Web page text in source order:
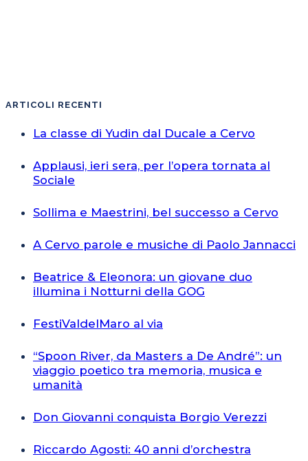
ARTICOLI RECENTI
La classe di Yudin dal Ducale a Cervo
Applausi, ieri sera, per l’opera tornata al
Sociale
Sollima e Maestrini, bel successo a Cervo
A Cervo parole e musiche di Paolo Jannacci
Beatrice & Eleonora: un giovane duo
illumina i Notturni della GOG
FestiValdelMaro al via
“Spoon River, da Masters a De André”: un
viaggio poetico tra memoria, musica e
umanità
Don Giovanni conquista Borgio Verezzi
Riccardo Agosti: 40 anni d’orchestra